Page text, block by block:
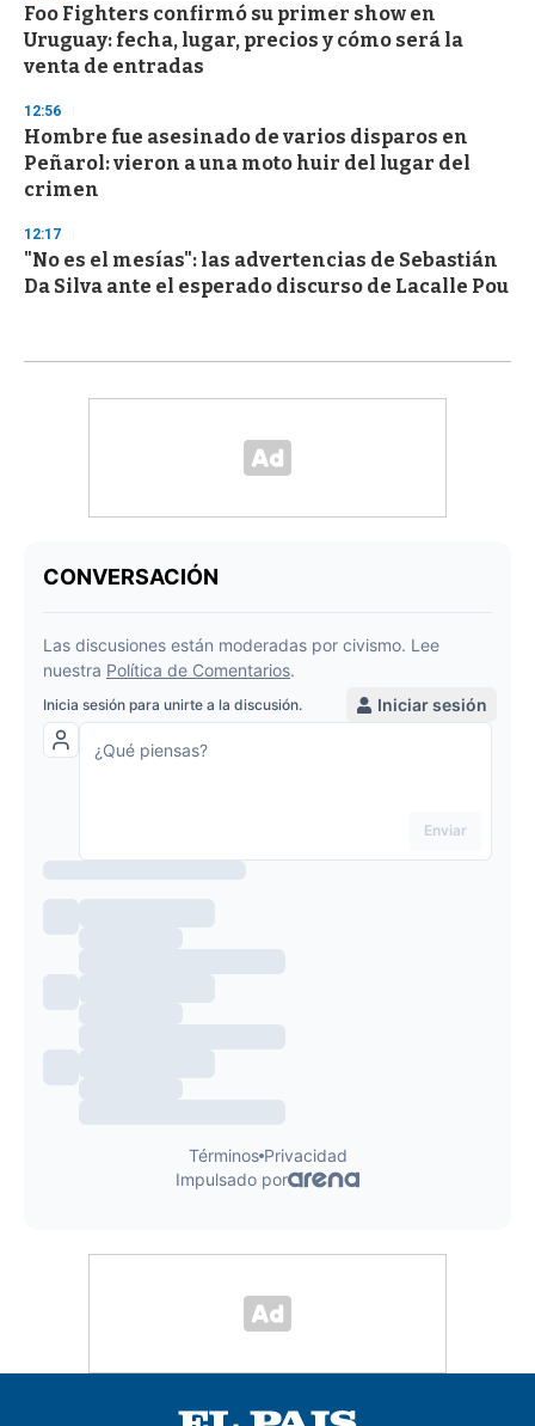
Foo Fighters confirmó su primer show en
Uruguay: fecha, lugar, precios y cómo será la
venta de entradas
12:56
Hombre fue asesinado de varios disparos en
Peñarol: vieron a una moto huir del lugar del
crimen
12:17
"No es el mesías": las advertencias de Sebastián
Da Silva ante el esperado discurso de Lacalle Pou